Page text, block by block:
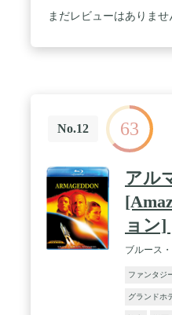
まだレビューはありませ
No.12 63
アル
ョン
ブルース
ファンタジ
グランドホ